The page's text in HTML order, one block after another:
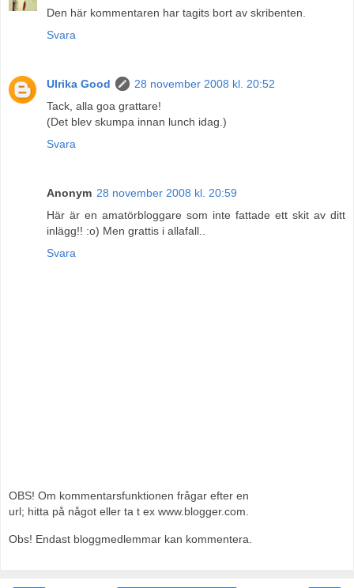
Den här kommentaren har tagits bort av skribenten.
Svara
Ulrika Good
28 november 2008 kl. 20:52
Tack, alla goa grattare!
(Det blev skumpa innan lunch idag.)
Svara
Anonym 28 november 2008 kl. 20:59
Här är en amatörbloggare som inte fattade ett skit av ditt
inlägg!! :o) Men grattis i allafall..
Svara
OBS! Om kommentarsfunktionen frågar efter en
url; hitta på något eller ta t ex www.blogger.com.
Obs! Endast bloggmedlemmar kan kommentera.